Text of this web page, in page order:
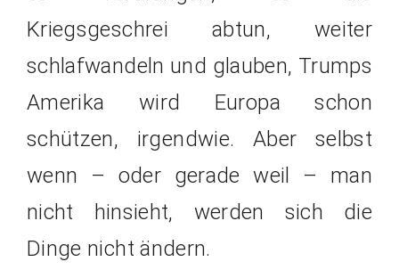
Kriegsgeschrei abtun, weiter
schlafwandeln und glauben, Trumps
Amerika wird Europa schon
schützen, irgendwie. Aber selbst
wenn – oder gerade weil – man
nicht hinsieht, werden sich die
Dinge nicht ändern.